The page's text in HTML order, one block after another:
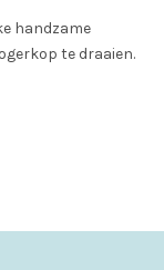
handzame
te draaien.